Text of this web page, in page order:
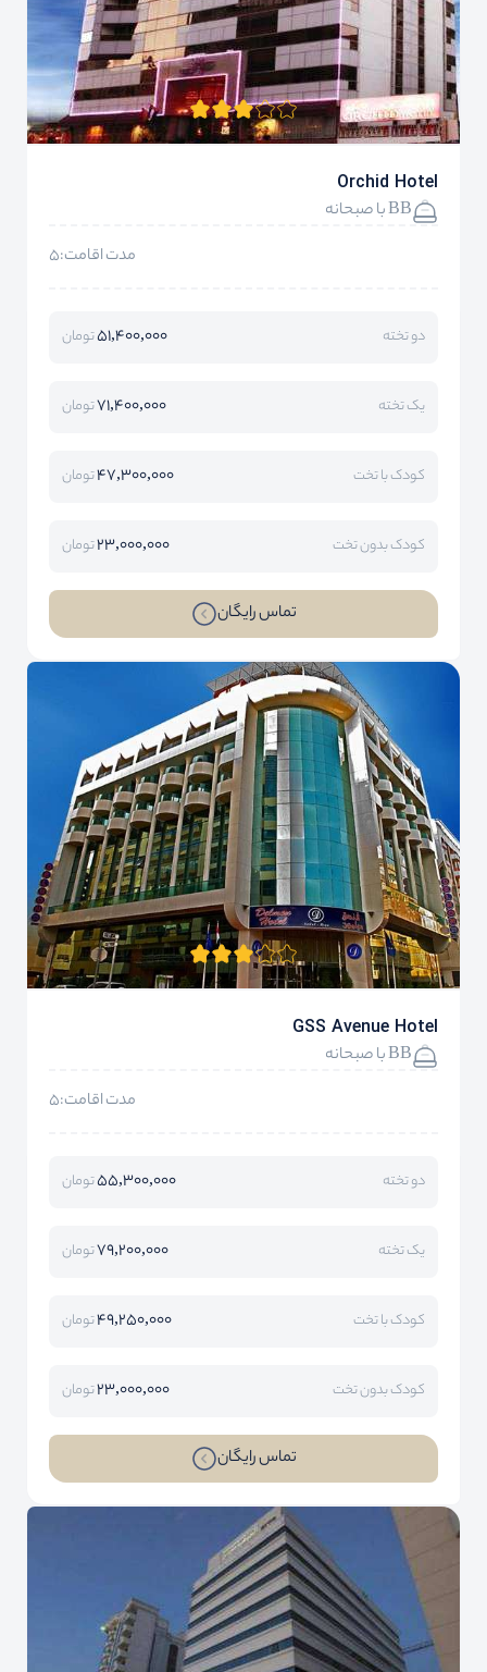
Orchid Hotel
BB با صبحانه
مدت اقامت:5
دو تخته 51,400,000تومان
یک تخته 71,400,000تومان
کودک با تخت 47,300,000تومان
کودک بدون تخت 23,000,000تومان
تماس رایگان
GSS Avenue Hotel
BB با صبحانه
مدت اقامت:5
دو تخته 55,300,000تومان
یک تخته 79,200,000تومان
کودک با تخت 49,250,000تومان
کودک بدون تخت 23,000,000تومان
تماس رایگان